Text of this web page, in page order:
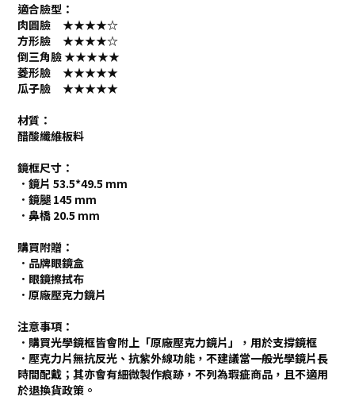
適合臉型：
肉圓臉 ★★★★☆
方形臉 ★★★★☆
倒三角臉 ★★★★★
菱形臉 ★★★★★
瓜子臉 ★★★★★
材質：
醋酸纖維板料
鏡框尺寸：
．鏡片 53.5*49.5 mm
．鏡腿 145 mm
．鼻橋 20.5 mm
購買附贈：
．品牌眼鏡盒
．眼鏡擦拭布
．原廠壓克力鏡片
注意事項：
．購買光學鏡框皆會附上「原廠壓克力鏡片」，用於支撐鏡框
．壓克力片無抗反光、抗紫外線功能，不建議當一般光學鏡片長
時間配戴；其亦會有細微製作痕跡，不列為瑕疵商品，且不適用
於退換貨政策。